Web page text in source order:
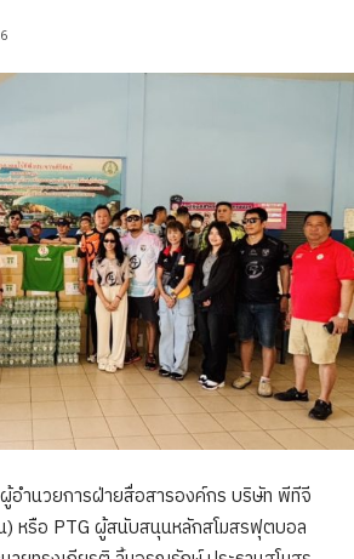
อำนวยการฝ่ายสื่อสารองค์กร บริษัท พีทีจี
) หรือ PTG ผู้สนับสนุนหลักสโมสรฟุตบอล